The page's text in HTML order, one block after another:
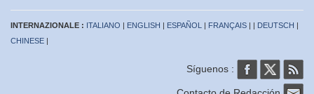
INTERNAZIONALE : ITALIANO | ENGLISH | ESPAÑOL | FRANÇAIS | | DEUTSCH |
CHINESE |
Síguenos :